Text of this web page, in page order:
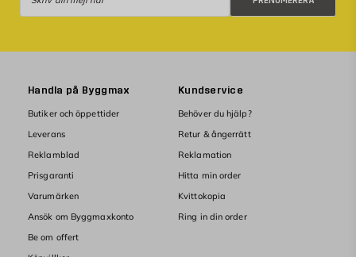
Handla på Byggmax
Butiker och öppettider
Leverans
Reklamblad
Prisgaranti
Varumärken
Ansök om Byggmaxkonto
Be om offert
Kundservice
Behöver du hjälp?
Retur & ångerrätt
Reklamation
Hitta min order
Kvittokopia
Ring in din order